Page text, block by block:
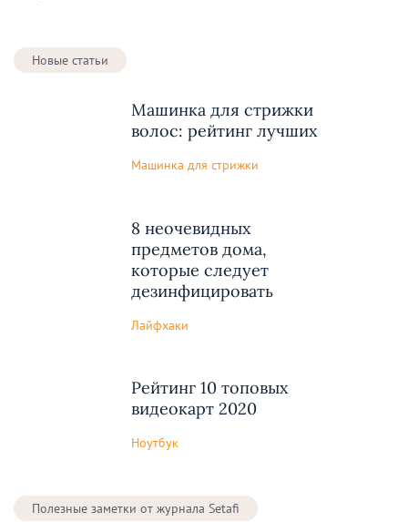
Новые статьи
Машинка для стрижки
волос: рейтинг лучших
Машинка для стрижки
8 неочевидных
предметов дома,
которые следует
дезинфицировать
Лайфхаки
Рейтинг 10 топовых
видеокарт 2020
Ноутбук
Полезные заметки от журнала Setafi